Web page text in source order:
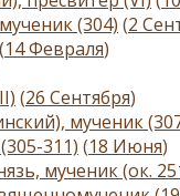
(304) (2
(14 Февраля)
(26 Сентября)
мученик
311) (18 Июня)
мученик (ок.